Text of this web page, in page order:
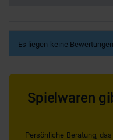
Es liegen keine
Spielwaren
Persönliche Beratung,